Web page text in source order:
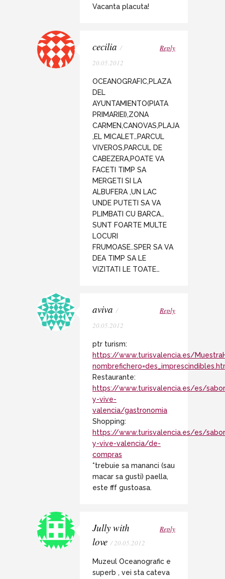
Vacanta placuta!
cecilia /
20.05.2012
Reply
OCEANOGRAFIC,PLAZA
DEL
AYUNTAMIENTO(PIATA
PRIMARIEI),ZONA
CARMEN,CANOVAS,PLAJA
,EL MICALET…PARCUL
VIVEROS,PARCUL DE
CABEZERA,POATE VA
FACETI TIMP SA
MERGETI SI LA
ALBUFERA ,UN LAC
UNDE PUTETI SA VA
PLIMBATI CU BARCA…
SUNT FOARTE MULTE
LOCURI
FRUMOASE..SPER SA VA
DEA TIMP SA LE
VIZITATI LE TOATE…
aviva /
20.05.2012
Reply
ptr turism:
https://www.turisvalencia.es/
Restaurante:
https://www.turisvalencia.es/es/
y-vive-
valencia/gastronomia
Shopping:
https://www.turisvalencia.es/es/
y-vive-valencia/de-
compras
*trebuie sa mananci (sau
macar sa gusti) paella,
este fff gustoasa.
Jully with
love / 20.05.2012
Reply
Muzeul Oceanografic e
superb , vei sta cateva